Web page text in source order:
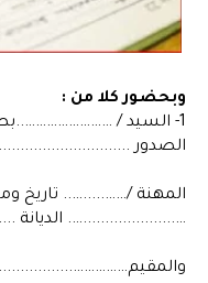
وبحضور كلا من :
1- السيد /
الصدور
المهنة /…….....….. تاريخ
….....................…. الديانة